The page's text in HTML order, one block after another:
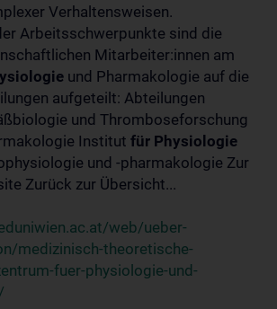
Verhaltensweisen.
Arbeitsschwerpunkte sind die
Mitarbeiter:innen am
und Pharmakologie auf die
aufgeteilt: Abteilungen
und Thromboseforschung
Institut für Physiologie
und -pharmakologie Zur
Zurück zur Übersicht...
web/ueber-
medizinisch-theoretische-
fuer-physiologie-und-